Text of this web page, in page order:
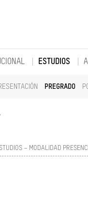
ESTUDIOS
PREGRADO
– MODALIDAD